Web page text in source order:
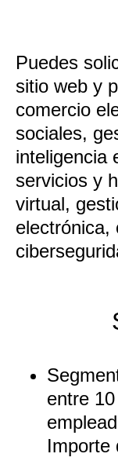
Puedes
sitio web y
comercio
sociales,
inteligencia
servicios y
virtual,
electrónica,
entre
Importe